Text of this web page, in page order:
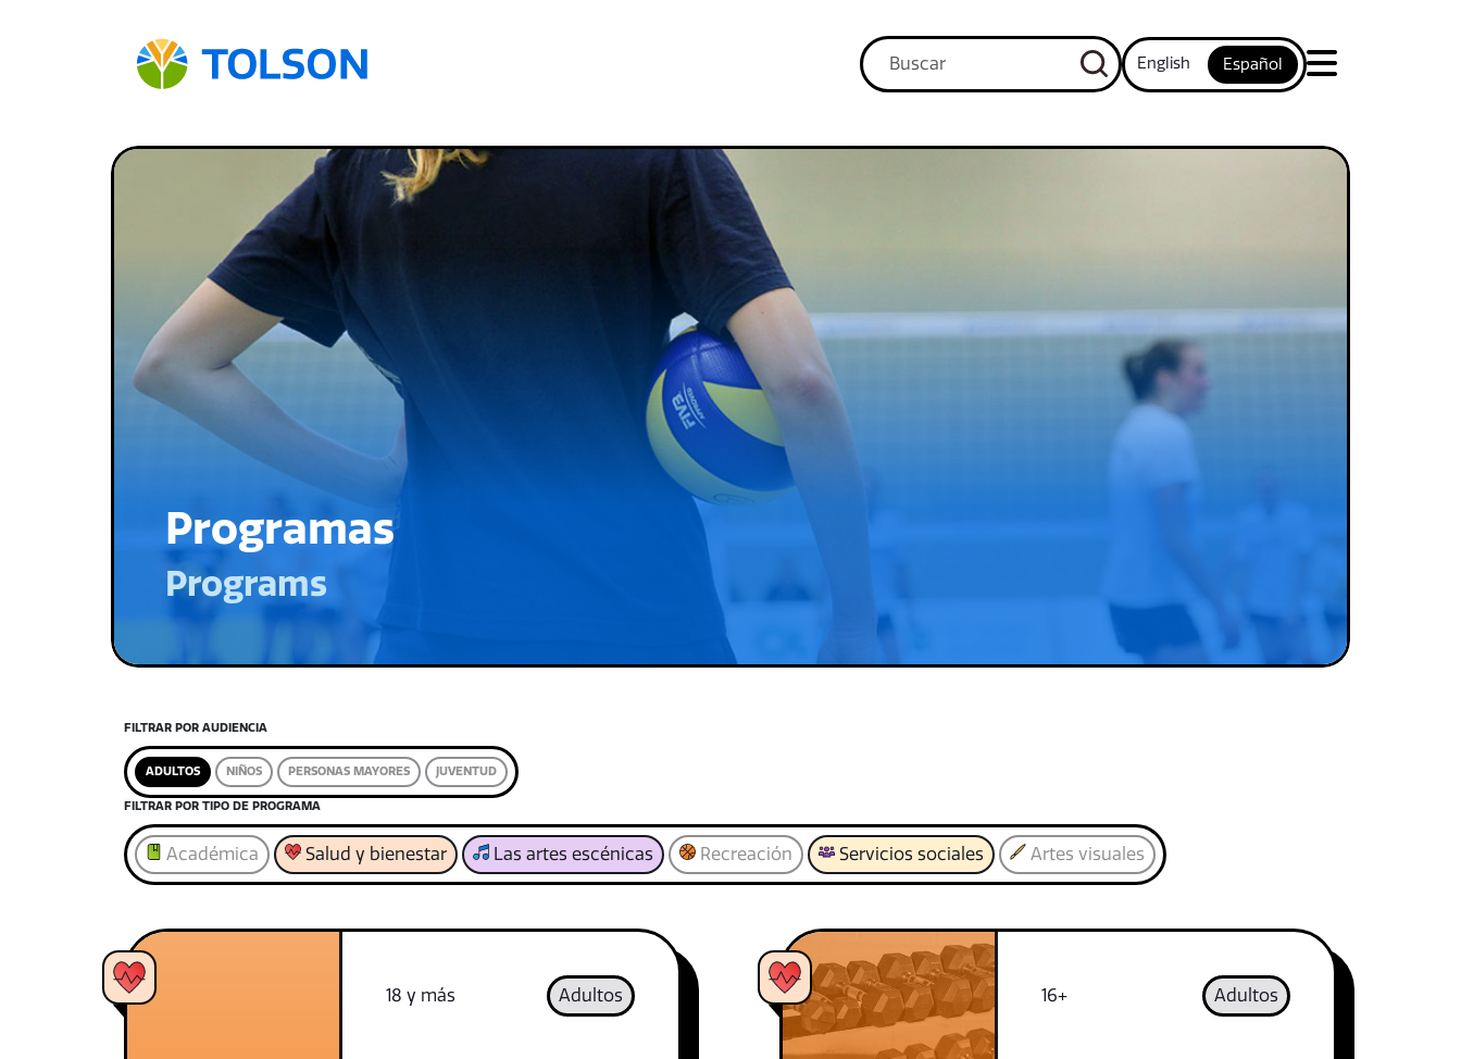
English Español
Programas
Programs
FILTRAR POR AUDIENCIA
ADULTOS NIÑOS PERSONAS MAYORES JUVENTUD
FILTRAR POR TIPO DE PROGRAMA
Académica Salud y bienestar Las artes escénicas Recreación Servicios sociales Artes visuales
18 y más Adultos 16+ Adultos